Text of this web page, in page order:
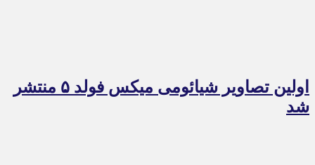
اولین تصاویر شیائومی میکس فولد ۵ منتشر
شد